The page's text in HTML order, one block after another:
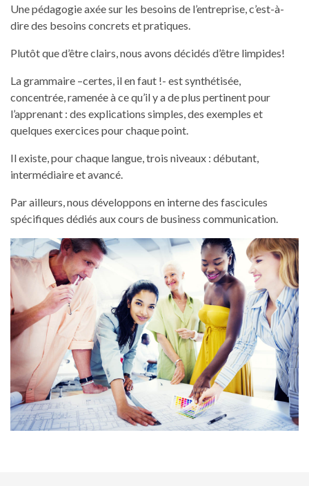
Une pédagogie axée sur les besoins de l’entreprise, c’est-à-
dire des besoins concrets et pratiques.
Plutôt que d’être clairs, nous avons décidés d’être limpides!
La grammaire –certes, il en faut !- est synthétisée,
concentrée, ramenée à ce qu’il y a de plus pertinent pour
l’apprenant : des explications simples, des exemples et
quelques exercices pour chaque point.
Il existe, pour chaque langue, trois niveaux : débutant,
intermédiaire et avancé.
Par ailleurs, nous développons en interne des fascicules
spécifiques dédiés aux cours de business communication.